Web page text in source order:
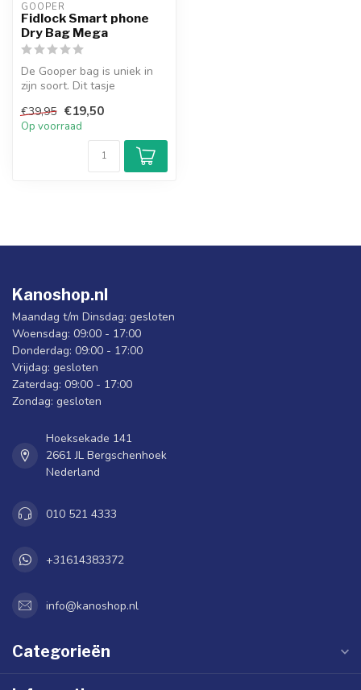
GOOPER
Fidlock Smart phone
Dry Bag Mega
De Gooper bag is uniek in
zijn soort. Dit tasje
table...
€39,95 €19,50
Op voorraad
Kanoshop.nl
Maandag t/m Dinsdag: gesloten
Woensdag: 09:00 - 17:00
Donderdag: 09:00 - 17:00
Vrijdag: gesloten
Zaterdag: 09:00 - 17:00
Zondag: gesloten
Hoeksekade 141
2661 JL Bergschenhoek
Nederland
010 521 4333
+31614383372
info@kanoshop.nl
Categorieën